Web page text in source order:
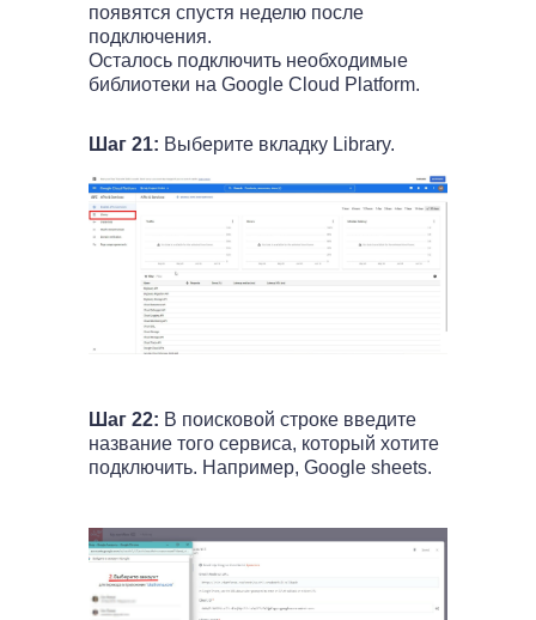
появятся спустя неделю после
подключения.
Осталось подключить необходимые
библиотеки на Google Cloud Platform.
Шаг 21: Выберите вкладку Library.
Шаг 22: В поисковой строке введите
название того сервиса, который хотите
подключить. Например, Google sheets.